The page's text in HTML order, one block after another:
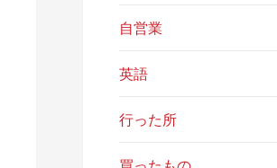
自営業
英語
行った所